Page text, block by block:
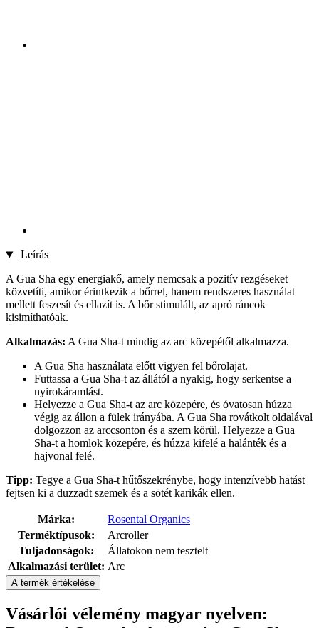
Leírás
A Gua Sha egy energiakő, amely nemcsak a pozitív rezgéseket
közvetíti, amikor érintkezik a bőrrel, hanem rendszeres használat
mellett feszesít és ellazít is. A bőr stimulált, az apró ráncok
kisimíthatóak.
Alkalmazás: A Gua Sha-t mindig az arc közepétől alkalmazza.
A Gua Sha használata előtt vigyen fel bőrolajat.
Futtassa a Gua Sha-t az állától a nyakig, hogy serkentse a
nyirokáramlást.
Helyezze a Gua Sha-t az arc közepére, és óvatosan húzza
végig az állon a fülek irányába. A Gua Sha rovátkolt oldalával
dolgozzon az arccsonton és a szem körül. Helyezze a Gua
Sha-t a homlok közepére, és húzza kifelé a halánték és a
hajvonal felé.
Tipp: Tegye a Gua Sha-t hűtőszekrénybe, hogy intenzívebb hatást
fejtsen ki a duzzadt szemek és a sötét karikák ellen.
Márka:
Rosental Organics
Terméktípusok:
Arcroller
Tuljadonságok:
Állatokon nem tesztelt
Alkalmazási terület: Arc
A termék értékelése
Vásárlói vélemény magyar nyelven: